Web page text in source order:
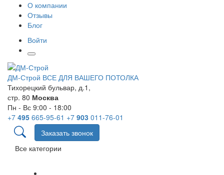
О компании
Отзывы
Блог
Войти
ДМ-Строй ВСЕ ДЛЯ ВАШЕГО ПОТОЛКА
Тихорецкий бульвар, д.1,
стр. 80 Москва
Пн - Вс 9:00 - 18:00
+7 495 665-95-61 +7 903 011-76-01
Заказать звонок
Все категории